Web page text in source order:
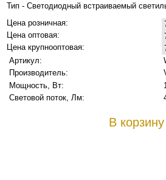
Тип - Светодиодный встраиваемый
Цена розничная:
Цена оптовая:
Цена крупнооптовая:
Артикул:
Производитель:
Мощность, Вт:
Световой поток, Лм:
В корзину